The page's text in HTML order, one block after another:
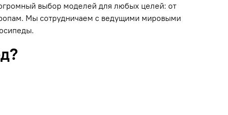
выбор моделей для любых целей: от
Мы сотрудничаем с ведущими мировыми